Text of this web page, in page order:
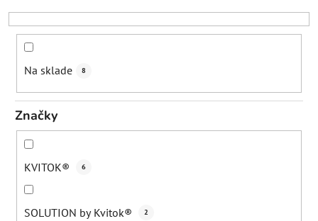
k
Na sklade 8
Značky
KVITOK® 6
SOLUTION by Kvitok® 2